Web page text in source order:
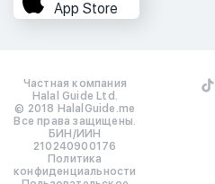
App Store
Частная компания
Halal Guide Ltd.
© 2018 HalalGuide.me
Все права защищены.
БИН/ИИН
210240900176
Политика
конфиденциальности